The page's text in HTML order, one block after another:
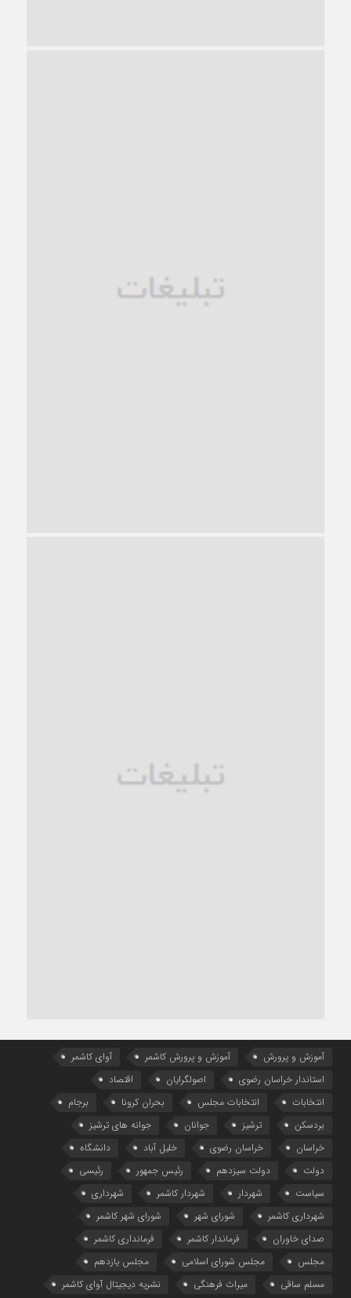
آموزش و پرورش آموزش و پرورش کاشمر
آوای کاشمر
استاندار خراسان رضوی
اصولگرایان
اقتصاد
انتخابات
انتخابات مجلس بحران کرونا
برجام
بردسکن
ترشیز جوانان
جوانه های ترشیز
خراسان
خراسان رضوی خلیل آباد
دانشگاه
دولت
دولت سیزدهم رئیس جمهور
رئیسی
سیاست
شهردار شهردار کاشمر
شهرداری
شهرداری کاشمر
شورای شهر
شورای شهر کاشمر
صدای خاوران
فرماندار کاشمر
فرمانداری کاشمر
مجلس
مجلس شورای اسلامی
مجلس یازدهم
مسلم ساقی
میراث فرهنگی نشریه دیجیتال آوای کاشمر